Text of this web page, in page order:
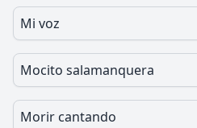
Mi voz
Mocito salamanquera
Morir cantando